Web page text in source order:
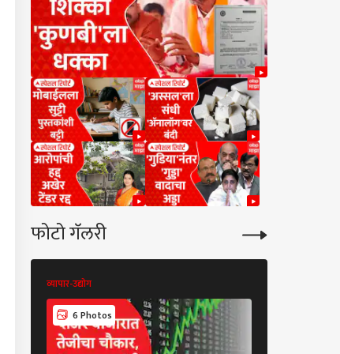
फोटो गॅलरी
व्यापार-उद्योग
6 Photos